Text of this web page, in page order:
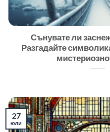
Сънувате ли
Разгадайте
27
юли